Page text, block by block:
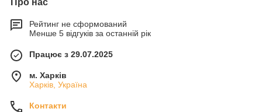
Про нас
Рейтинг не сформований
Менше 5 відгуків за останній рік
Працює з 29.07.2025
м. Харків
Харків, Україна
Контакти